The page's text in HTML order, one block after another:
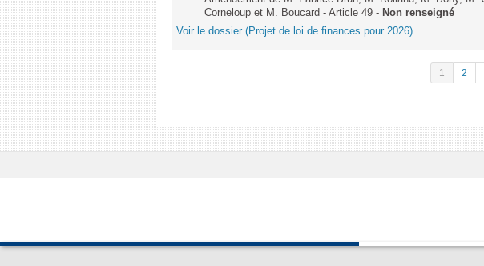
Corneloup et M. Boucard - Article 49 - Non renseigné
Voir le dossier (Projet de loi de finances pour 2026)
1 2